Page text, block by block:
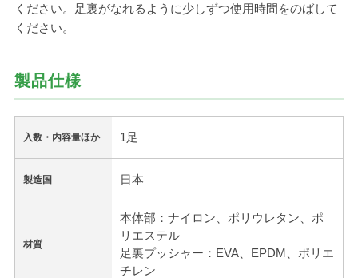
ください。足裏がなれるように少しずつ使用時間をのばして
ください。
製品仕様
入数・内容量ほか 1足
製造国 日本
材質
本体部：ナイロン、ポリウレタン、ポ
リエステル
足裏プッシャー：EVA、EPDM、ポリエ
チレン